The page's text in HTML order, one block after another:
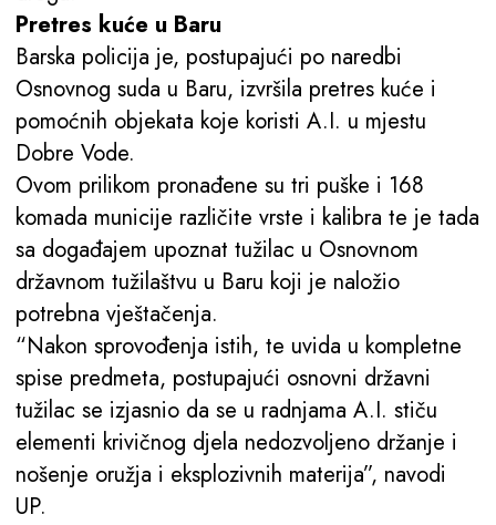
Pretres kuće u Baru
Barska policija je, postupajući po naredbi
Osnovnog suda u Baru, izvršila pretres kuće i
pomoćnih objekata koje koristi A.I. u mjestu
Dobre Vode.
Ovom prilikom pronađene su tri puške i 168
komada municije različite vrste i kalibra te je tada
sa događajem upoznat tužilac u Osnovnom
državnom tužilaštvu u Baru koji je naložio
potrebna vještačenja.
“Nakon sprovođenja istih, te uvida u kompletne
spise predmeta, postupajući osnovni državni
tužilac se izjasnio da se u radnjama A.I. stiču
elementi krivičnog djela nedozvoljeno držanje i
nošenje oružja i eksplozivnih materija”, navodi
UP.